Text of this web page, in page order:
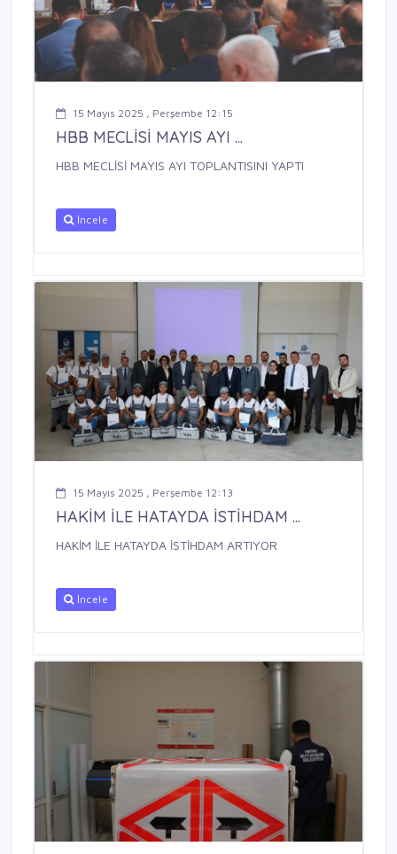
15 Mayıs 2025 , Perşembe 12:15
HBB MECLİSİ MAYIS AYI ...
HBB MECLİSİ MAYIS AYI TOPLANTISINI YAPTI
İncele
15 Mayıs 2025 , Perşembe 12:13
HAKİM İLE HATAYDA İSTİHDAM ...
HAKİM İLE HATAYDA İSTİHDAM ARTIYOR
İncele